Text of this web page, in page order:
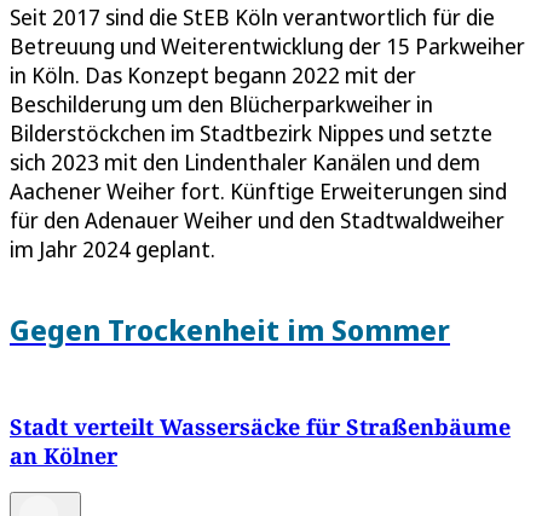
Seit 2017 sind die StEB Köln verantwortlich für die
Betreuung und Weiterentwicklung der 15 Parkweiher
in Köln. Das Konzept begann 2022 mit der
Beschilderung um den Blücherparkweiher in
Bilderstöckchen im Stadtbezirk Nippes und setzte
sich 2023 mit den Lindenthaler Kanälen und dem
Aachener Weiher fort. Künftige Erweiterungen sind
für den Adenauer Weiher und den Stadtwaldweiher
im Jahr 2024 geplant.
Gegen Trockenheit im Sommer
Stadt verteilt Wassersäcke für Straßenbäume
an Kölner